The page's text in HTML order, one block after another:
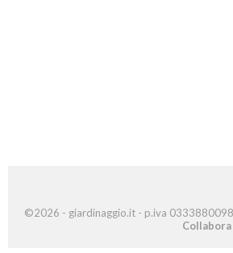
©2026 - giardinaggio.it - p.iva